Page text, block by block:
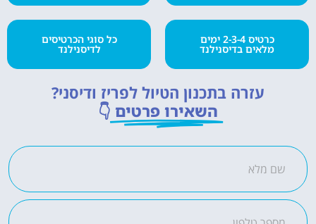
כרטיס 2-3-4 ימים
מלאים בדיסנילנד
כל סוגי הכרטיסים
לדיסנילנד
עזרה בתכנון הטיול לפריז ודיסני?
השאירו פרטים 👇